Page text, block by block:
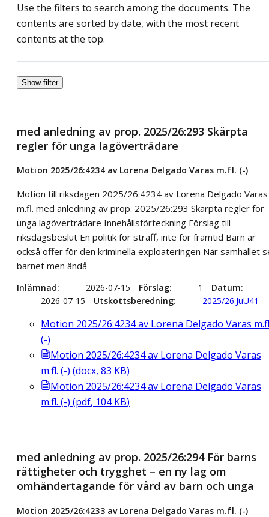
Use the filters to search among the documents. The
contents are sorted by date, with the most recent
contents at the top.
Show filter
med anledning av prop. 2025/26:293 Skärpta
regler för unga lagöverträdare
Motion 2025/26:4234 av Lorena Delgado Varas m.fl. (-)
Motion till riksdagen 2025/26:4234 av Lorena Delgado Varas
m.fl. med anledning av prop. 2025/26:293 Skärpta regler för
unga lagöverträdare Innehållsförteckning Förslag till
riksdagsbeslut En politik för straff, inte för framtid Barn är
också offer för den kriminella exploateringen När samhället
barnet men ändå
Inlämnad 2026-07-15 Förslag 1
Datum
2026-07-15
Utskottsberedning 2025/26:JuU41
Motion 2025/26:4234 av Lorena Delgado Varas
(-)
Motion 2025/26:4234 av Lorena Delgado Varas
m.fl. (-) (docx, 83 KB)
Motion 2025/26:4234 av Lorena Delgado Varas
m.fl. (-) (pdf, 104 KB)
med anledning av prop. 2025/26:294 För barns
rättigheter och trygghet – en ny lag om
omhändertagande för vård av barn och unga
Motion 2025/26:4233 av Lorena Delgado Varas m.fl. (-)